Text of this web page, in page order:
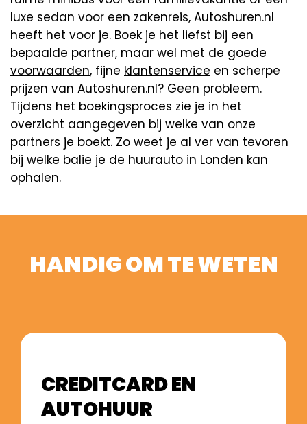
luxe sedan voor een zakenreis, Autoshuren.nl
heeft het voor je. Boek je het liefst bij een
bepaalde partner, maar wel met de goede
voorwaarden, fijne klantenservice en scherpe
prijzen van Autoshuren.nl? Geen probleem.
Tijdens het boekingsproces zie je in het
overzicht aangegeven bij welke van onze
partners je boekt. Zo weet je al ver van tevoren
bij welke balie je de huurauto in Londen kan
ophalen.
HANDIG OM TE WETEN
CREDITCARD EN
AUTOHUUR